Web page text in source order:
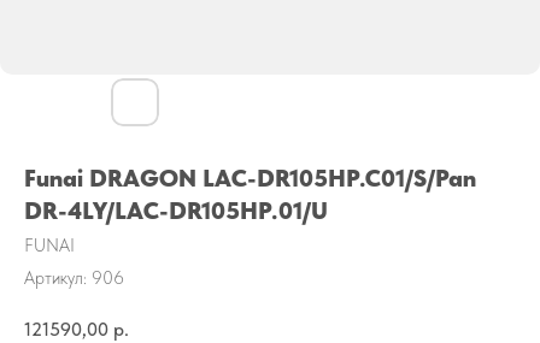
Funai DRAGON LAC-DR105HP.C01/S/Pan
DR-4LY/LAC-DR105HP.01/U
FUNAI
Артикул: 906
121590,00 р.